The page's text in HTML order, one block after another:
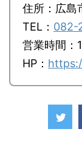
住所：広島
TEL： 082-
営業時間：
HP：